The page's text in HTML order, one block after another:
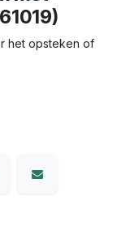
het opsteken of